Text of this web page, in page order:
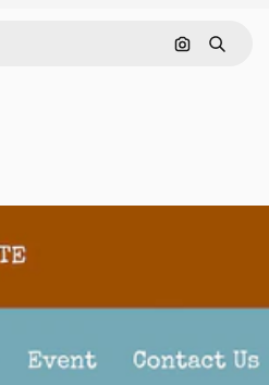
Pesquisar
Buscar